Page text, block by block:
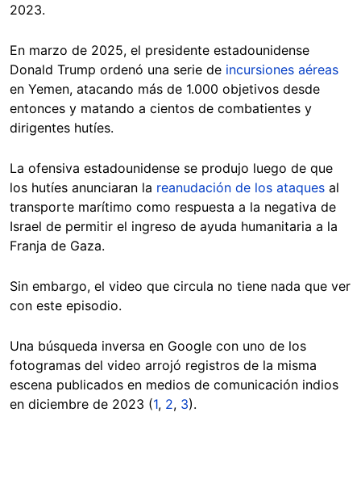
2023.
En marzo de 2025, el presidente estadounidense
Donald Trump ordenó una serie de incursiones aéreas
en Yemen, atacando más de 1.000 objetivos desde
entonces y matando a cientos de combatientes y
dirigentes hutíes.
La ofensiva estadounidense se produjo luego de que
los hutíes anunciaran la reanudación de los ataques al
transporte marítimo como respuesta a la negativa de
Israel de permitir el ingreso de ayuda humanitaria a la
Franja de Gaza.
Sin embargo, el video que circula no tiene nada que ver
con este episodio.
Una búsqueda inversa en Google con uno de los
fotogramas del video arrojó registros de la misma
escena publicados en medios de comunicación indios
en diciembre de 2023 (1, 2, 3).